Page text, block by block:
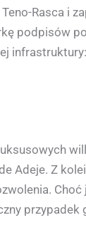
Rasca i
podpisów
infrastruktury:
Z